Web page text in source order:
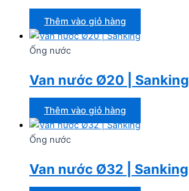
Thêm vào giỏ hàng
Ống nước
Van nước Ø20 | Sanking
Thêm vào giỏ hàng
Ống nước
Van nước Ø32 | Sanking